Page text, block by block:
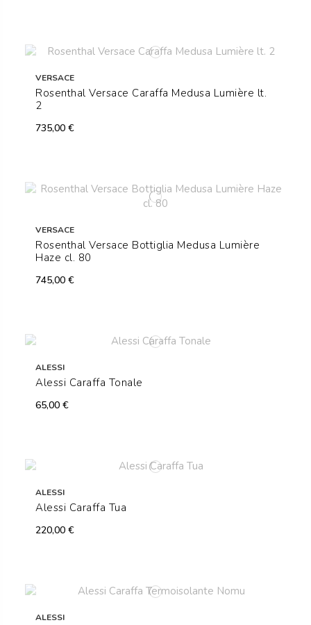
VERSACE
Rosenthal Versace Caraffa Medusa Lumière lt.
2
735,00 €
VERSACE
Rosenthal Versace Bottiglia Medusa Lumière
Haze cl. 80
745,00 €
ALESSI
Alessi Caraffa Tonale
65,00 €
ALESSI
Alessi Caraffa Tua
220,00 €
ALESSI